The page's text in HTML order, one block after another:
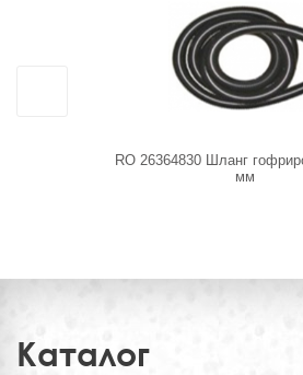
RO 26364830 Шланг
мм
Каталог